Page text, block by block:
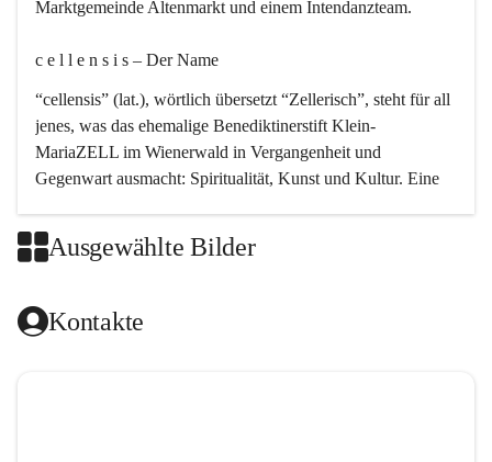
Marktgemeinde Altenmarkt und einem Intendanzteam.
c e l l e n s i s – Der Name
“cellensis” (lat.), wörtlich übersetzt “Zellerisch”, steht für all
jenes, was das ehemalige Benediktinerstift Klein-
MariaZELL im Wienerwald in Vergangenheit und
Gegenwart ausmacht: Spiritualität, Kunst und Kultur. Eine
Kirchenmusik, dem kunstvollen Lob Gottes.
Das kirchenmusikalische Festival Cellensis wird seit dem
Ausgewählte Bilder
Kontakte